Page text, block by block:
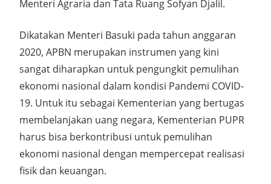
Menteri Agraria dan Tata Ruang Sofyan Djalil.
Dikatakan Menteri Basuki pada tahun anggaran
2020, APBN merupakan instrumen yang kini
sangat diharapkan untuk pengungkit pemulihan
ekonomi nasional dalam kondisi Pandemi COVID-
19. Untuk itu sebagai Kementerian yang bertugas
membelanjakan uang negara, Kementerian PUPR
harus bisa berkontribusi untuk pemulihan
ekonomi nasional dengan mempercepat realisasi
fisik dan keuangan.